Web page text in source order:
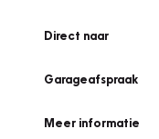
Direct naar
Garageafspraak
Meer informatie